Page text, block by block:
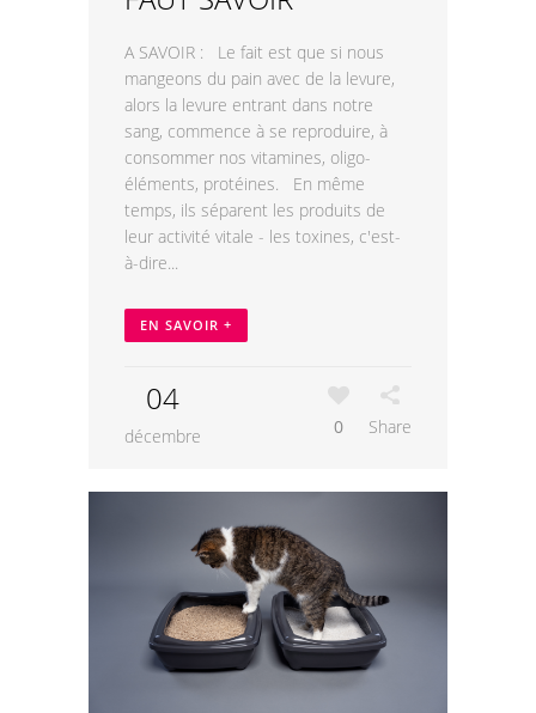
A SAVOIR : Le fait est que si nous
mangeons du pain avec de la levure,
alors la levure entrant dans notre
sang, commence à se reproduire, à
consommer nos vitamines, oligo-
éléments, protéines. En même
temps, ils séparent les produits de
leur activité vitale - les toxines, c'est-
à-dire...
EN SAVOIR +
04
décembre 0 Share